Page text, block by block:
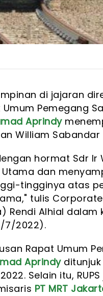
di jajaran
Pemegang
Aprindy
William Sabandar
hormat Sdr Ir
Utama dan
tingginya atas
tulis
Rendi Alhial
7/2022).
Rapat Umum
Aprindyditunjuk
Selain itu,
PT MRT